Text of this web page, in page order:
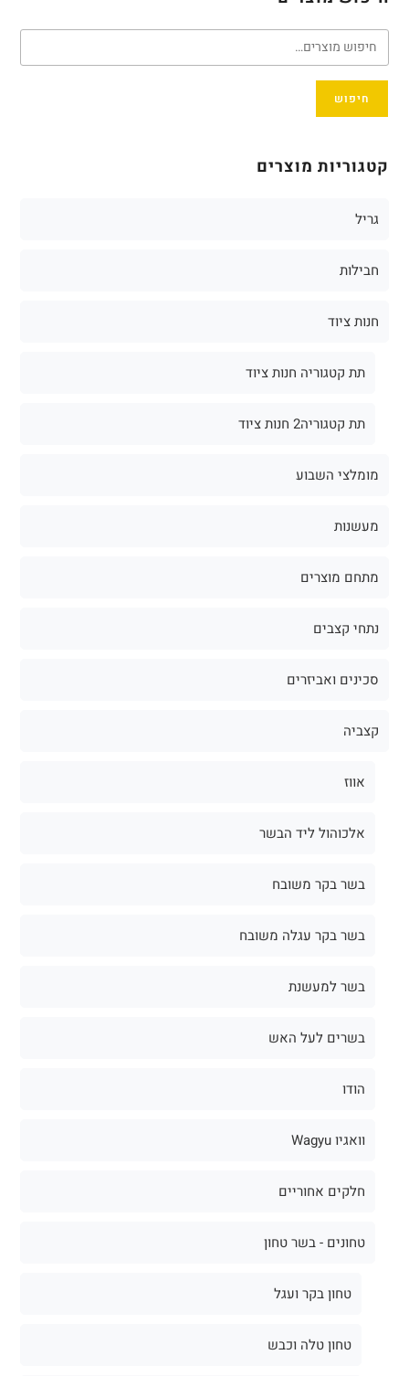
חיפוש
קטגוריות מוצרים
גריל
חבילות
חנות ציוד
תת קטגוריה חנות ציוד
תת קטגוריה2 חנות ציוד
מומלצי השבוע
מעשנות
מתחם מוצרים
נתחי קצבים
סכינים ואביזרים
קצביה
אווז
אלכוהול ליד הבשר
בשר בקר משובח
בשר בקר עגלה משובח
בשר למעשנת
בשרים לעל האש
הודו
וואגיו Wagyu
חלקים אחוריים
טחונים - בשר טחון
טחון בקר ועגל
טחון טלה וכבש